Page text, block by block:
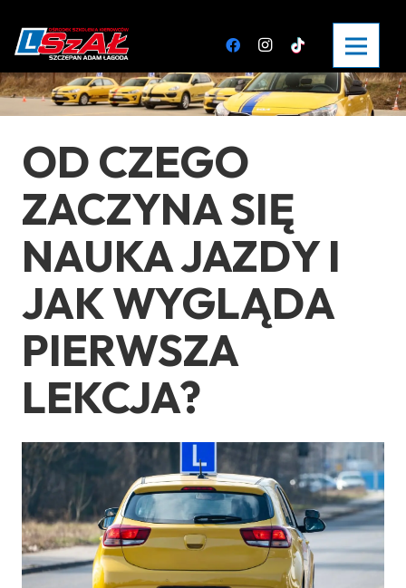
OD CZEGO
ZACZYNA SIĘ
NAUKA JAZDY I
JAK WYGLĄDA
PIERWSZA
LEKCJA?